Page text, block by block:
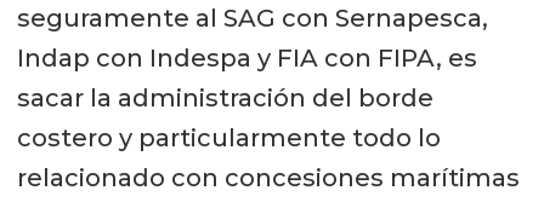
seguramente al SAG con Sernapesca,
Indap con Indespa y FIA con FIPA, es
sacar la administración del borde
costero y particularmente todo lo
relacionado con concesiones marítimas